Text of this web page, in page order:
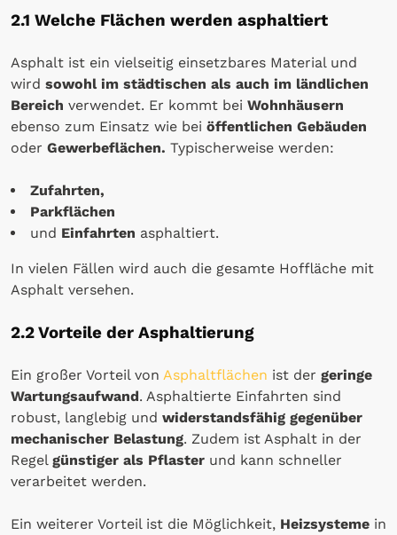
2.1 Welche Flächen werden asphaltiert
Asphalt ist ein vielseitig einsetzbares Material und
wird sowohl im städtischen als auch im ländlichen
Bereich verwendet. Er kommt bei Wohnhäusern
ebenso zum Einsatz wie bei öffentlichen Gebäuden
oder Gewerbeflächen. Typischerweise werden:
Zufahrten,
Parkflächen
und Einfahrten asphaltiert.
In vielen Fällen wird auch die gesamte Hoffläche mit
Asphalt versehen.
2.2 Vorteile der Asphaltierung
Ein großer Vorteil von Asphaltflächen ist der geringe
Wartungsaufwand. Asphaltierte Einfahrten sind
robust, langlebig und widerstandsfähig gegenüber
mechanischer Belastung. Zudem ist Asphalt in der
Regel günstiger als Pflaster und kann schneller
verarbeitet werden.
Ein weiterer Vorteil ist die Möglichkeit, Heizsysteme in